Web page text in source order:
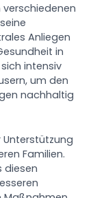
verschiedenen
Anliegen
in
intensiv
um den
nachhaltig
Familien.
diesen